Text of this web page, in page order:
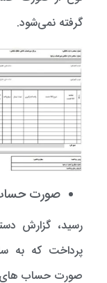
گرفته نمی‌شود.
صورت
رسید، گزارش
پرداخت که به
صورت حساب های